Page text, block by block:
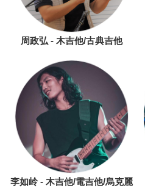
周政弘 - 木吉他/古典吉他
李如岭 - 木吉他/電吉他/烏克麗